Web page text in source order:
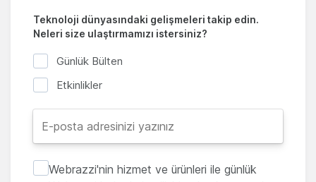
Teknoloji dünyasındaki gelişmeleri takip edin.
Neleri size ulaştırmamızı istersiniz?
Günlük Bülten
Etkinlikler
Webrazzi'nin hizmet ve ürünleri ile günlük